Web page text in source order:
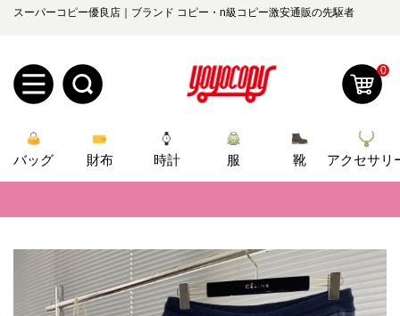
スーパーコピー優良店｜ブランド コピー・n級コピー激安通販の先駆者
規
ロ
0
バッグ 財布 時計 服 靴
アクセサリ
📢 当店は正真正銘のn級スーパーコピーのみ取扱い。最高品質の再現度を
📢 2026春の新作続々更新中！期間中のご注文でお得な割引をご利用いただ
新作入荷！ルイ・ヴィトンスーパーコピー バッグ最新モデルが登場。
当店は正真正銘のn級スーパーコピーのみ取扱い。最高品質の再現度を